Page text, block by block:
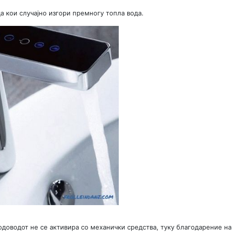
случајно изгори премногу топла вода.
не се активира со механички средства, туку благодарение на